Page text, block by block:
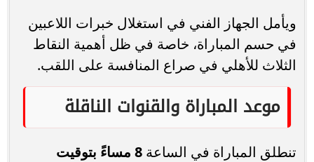
ويأمل الجهاز الفني في استغلال خبرات اللاعبين
في حسم المباراة، خاصة في ظل أهمية النقاط
الثلاث للأهلي في صراع المنافسة على اللقب.
موعد المباراة والقنوات الناقلة
تنطلق المباراة في الساعة
8 مساءً بتوقيت